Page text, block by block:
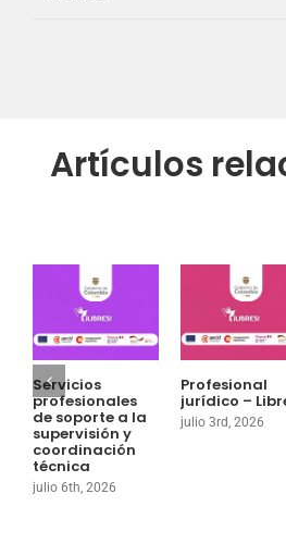
Artículos
Servicios
profesionales
de soporte a la
supervisión y
coordinación
técnica
julio 6th, 2026
Profesional
jurídico –
julio 3rd, 2026